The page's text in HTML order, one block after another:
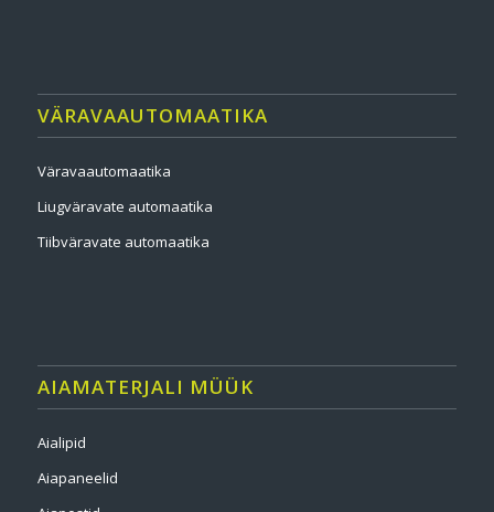
VÄRAVAAUTOMAATIKA
Väravaautomaatika
Liugväravate automaatika
Tiibväravate automaatika
AIAMATERJALI MÜÜK
Aialipid
Aiapaneelid